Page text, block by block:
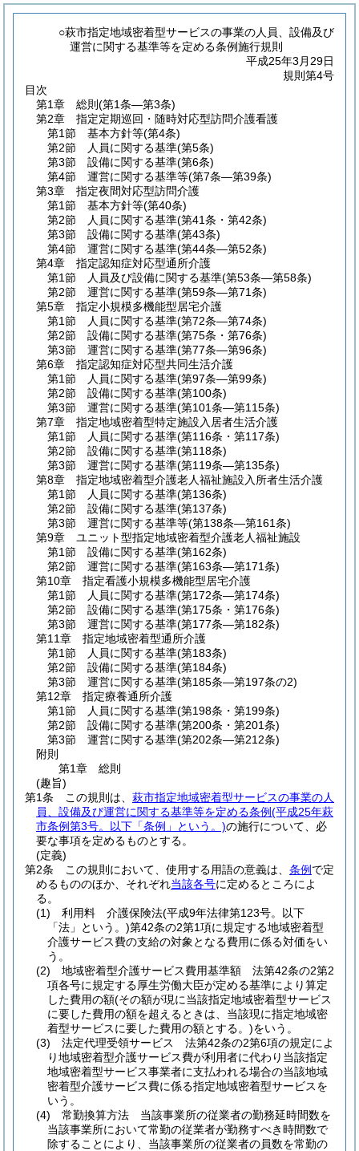
○萩市指定地域密着型サービスの事業の人員、設備及び
運営に関する基準等を定める条例施行規則
平成25年3月29日
規則第4号
目次
第1章
総則 (第1条―第3条)
第2章
指定定期巡回・随時対応型訪問介護看護
第1節
基本方針等(第4条)
第2節
人員に関する基準(第5条)
第3節
設備に関する基準(第6条)
第4節
運営に関する基準等(第7条―第39条)
第3章
指定夜間対応型訪問介護
第1節
基本方針等(第40条)
第2節
人員に関する基準(第41条・第42条)
第3節
設備に関する基準(第43条)
第4節
運営に関する基準(第44条―第52条)
第4章
指定認知症対応型通所介護
第1節
人員及び設備に関する基準(第53条―第58条)
第2節
運営に関する基準(第59条―第71条)
第5章
指定小規模多機能型居宅介護
第1節
人員に関する基準(第72条―第74条)
第2節
設備に関する基準(第75条・第76条)
第3節
運営に関する基準(第77条―第96条)
第6章
指定認知症対応型共同生活介護
第1節
人員に関する基準(第97条―第99条)
第2節
設備に関する基準(第100条)
第3節
運営に関する基準(第101条―第115条)
第7章
指定地域密着型特定施設入居者生活介護
第1節
人員に関する基準(第116条・第117条)
第2節
設備に関する基準(第118条)
第3節
運営に関する基準(第119条―第135条)
第8章
指定地域密着型介護老人福祉施設入所者生活介護
第1節
人員に関する基準(第136条)
第2節
設備に関する基準(第137条)
第3節
運営に関する基準等(第138条―第161条)
第9章
ユニット型指定地域密着型介護老人福祉施設
第1節
設備に関する基準(第162条)
第2節
運営に関する基準(第163条―第171条)
第10章
指定看護小規模多機能型居宅介護
第1節
人員に関する基準(第172条―第174条)
第2節
設備に関する基準(第175条・第176条)
第3節
運営に関する基準(第177条―第182条)
第11章
指定地域密着型通所介護
第1節
人員に関する基準(第183条)
第2節
設備に関する基準(第184条)
第3節
運営に関する基準(第185条―第197条の2)
第12章
指定療養通所介護
第1節
人員に関する基準(第198条・第199条)
第2節
設備に関する基準(第200条・第201条)
第3節
運営に関する基準(第202条―第212条)
附則
第1章
総則
(趣旨)
第1条
この規則は、 萩市指定地域密着型サービスの事業の人
員、設備及び運営に関する基準等を定める条例(平成25年萩
市条例第3号。以下「条例」という。)の施行について、必
要な事項を定めるものとする。
(定義)
第2条
この規則において、使用する用語の意義は、 条例 で定
めるもののほか、それぞれ当該各号に定めるところによ
る。
(1)
利用料 介護保険法(平成9年法律第123号。以下
「法」という。)第42条の2第1項に規定する地域密着型
介護サービス費の支給の対象となる費用に係る対価をい
う。
(2)
地域密着型介護サービス費用基準額 法第42条の2第2
項各号に規定する厚生労働大臣が定める基準により算定
した費用の額(その額が現に当該指定地域密着型サービス
に要した費用の額を超えるときは、当該現に指定地域密
着型サービスに要した費用の額とする。)をいう。
(3)
法定代理受領サービス 法第42条の2第6項の規定によ
り地域密着型介護サービス費が利用者に代わり当該指定
地域密着型サービス事業者に支払われる場合の当該地域
密着型介護サービス費に係る指定地域密着型サービスを
いう。
(4)
常勤換算方法 当該事業所の従業者の勤務延時間数を
当該事業所において常勤の従業者が勤務すべき時間数で
除することにより、当該事業所の従業者の員数を常勤の